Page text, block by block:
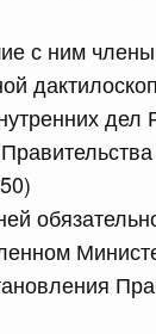
с ним члены
г. № 908
войск
договора на
г. № 910